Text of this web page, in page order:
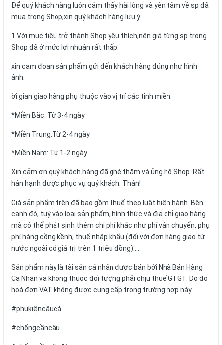
Để quý khách hàng luôn cảm thấy hài lòng và yên tâm về sp đã
mua trong Shop,xin quý khách hàng lưu ý:
1.Với mục tiêu trở thành Shop yêu thích,nên giá từng sp trong
Shop đã ở mức lợi nhuận rất thấp.
xin cam đoan sản phẩm gửi đến khách hàng đúng như hình
ảnh.
ời gian giao hàng phụ thuộc vào vị trí các tỉnh miền:
*Miền Bắc: Từ 3-4 ngày
*Miền Trung:Từ 2-4 ngày
*Miền Nam: Từ 1-2 ngày
Xin cảm ơn quý khách hàng đã ghé thăm và ủng hộ Shop. Rất
hân hạnh được phục vụ quý khách. Thân!
Giá sản phẩm trên đã bao gồm thuế theo luật hiện hành. Bên
cạnh đó, tuỳ vào loại sản phẩm, hình thức và địa chỉ giao hàng
mà có thể phát sinh thêm chi phí khác như phí vận chuyển, phụ
phí hàng cồng kềnh, thuế nhập khẩu (đối với đơn hàng giao từ
nước ngoài có giá trị trên 1 triệu đồng).....
Sản phẩm này là tài sản cá nhân được bán bởi Nhà Bán Hàng
Cá Nhân và không thuộc đối tượng phải chịu thuế GTGT. Do đó
hoá đơn VAT không được cung cấp trong trường hợp này.
#phụkiệncâucá
#chốngcầncâu